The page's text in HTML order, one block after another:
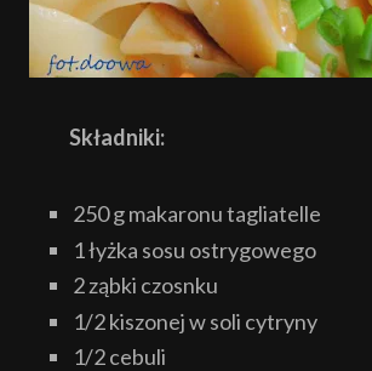
Składniki:
250 g makaronu tagliatelle
1 łyżka sosu ostrygowego
2 ząbki czosnku
1/2 kiszonej w soli cytryny
1/2 cebuli